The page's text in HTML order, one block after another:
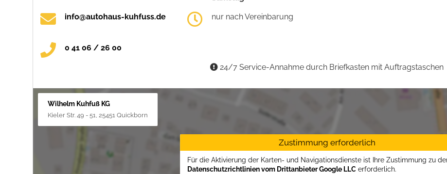
info@autohaus-kuhfuss.de
0 41 06 / 26 00
nur nach Vereinbarung
24/7 Service-Annahme durch Briefkasten mit Auftragstaschen
Wilhelm Kuhfuß KG
Kieler Str. 49 - 51, 25451 Quickborn
Zustimmung erforderlich
Für die Aktivierung der Karten- und Navigationsdienste ist Ihre Zustimmung zu
Datenschutzrichtlinien vom Drittanbieter Google LLC erforderlich.